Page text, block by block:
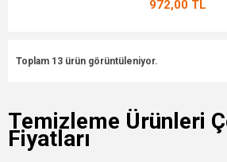
972,00 TL
Toplam 13 ürün görüntüleniyor.
Temizleme Ürünleri
Fiyatları